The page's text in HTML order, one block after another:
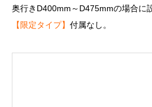
奥行きD400mm～D475mmの場合に
【限定タイプ】 付属なし。